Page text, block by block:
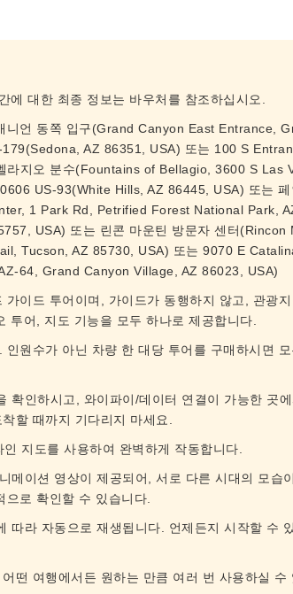
에 대한 최종 정보는 바우처를 참조하십시오.
니언 동쪽 입구(Grand Canyon East Entrance,
AZ 86351, USA) 또는 100 S
라지오 분수(Fountains of Bellagio, 3600 S Las
US-93(White Hills, AZ 86445, USA) 또는 페
1 Park Rd, Petrified Forest National Park,
USA) 또는 린콘 마운틴 방문자 센터
Tucson, AZ 85730, USA) 또는 9070 E
64, Grand Canyon Village, AZ 86023, USA)
이드 투어이며, 가이드가 동행하지 않고, 관광
투어, 지도 기능을 모두 하나로 제공합니다.
인원수가 아닌 차량 한 대당 투어를 구매하시면
확인하시고, 와이파이/데이터 ​​연결이 가능한 곳
할 때까지 기다리지 마세요.
지도를 사용하여 완벽하게 작동합니다.
메이션 영상이 제공되어, 서로 다른 시대의 모습
로 확인할 수 있습니다.
따라 자동으로 재생됩니다. 언제든지 시작할 수
떤 여행에서든 원하는 만큼 여러 번 사용하실 수